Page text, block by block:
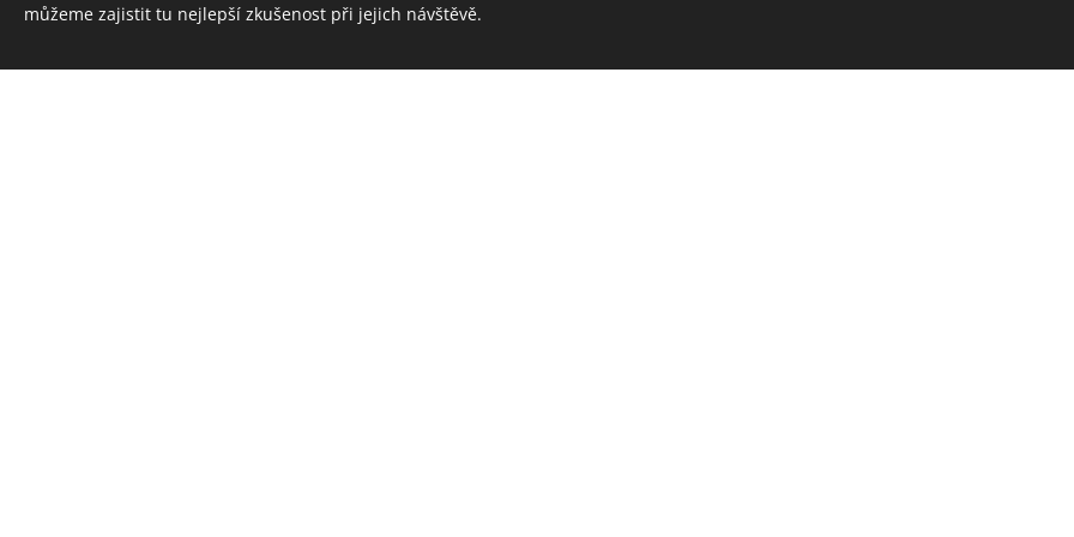
můžeme zajistit tu nejlepší zkušenost při jejich návštěvě.